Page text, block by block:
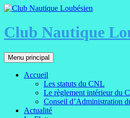
Aller
contenu
Club Nautique
Recherche
Menu principal
Accueil
Les statuts du CNL
Le règlement intérieur du
Conseil d’Administration
Actualité